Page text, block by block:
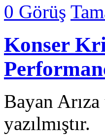
0 Görüş
Konser
Bayan
yazılmıştır.